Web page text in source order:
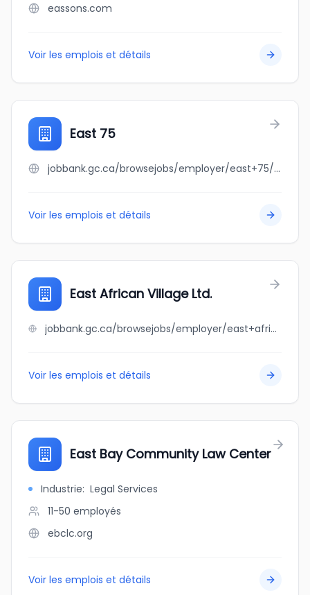
eassons.com
Voir les emplois et détails
East 75
jobbank.gc.ca/browsejobs/employer/east+75/ca
Voir les emplois et détails
East African Village Ltd.
jobbank.gc.ca/browsejobs/employer/east+african+village+ltd./ca
Voir les emplois et détails
East Bay Community Law Center
Industrie: Legal Services
11-50 employés
ebclc.org
Voir les emplois et détails